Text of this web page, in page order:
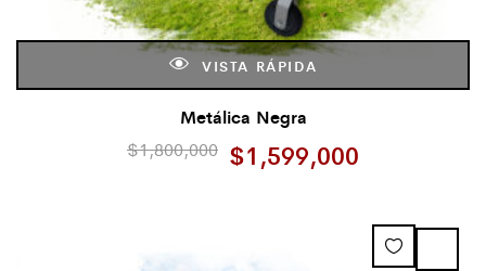
VISTA RÁPIDA
Metálica Negra
$1,800,000 $1,599,000